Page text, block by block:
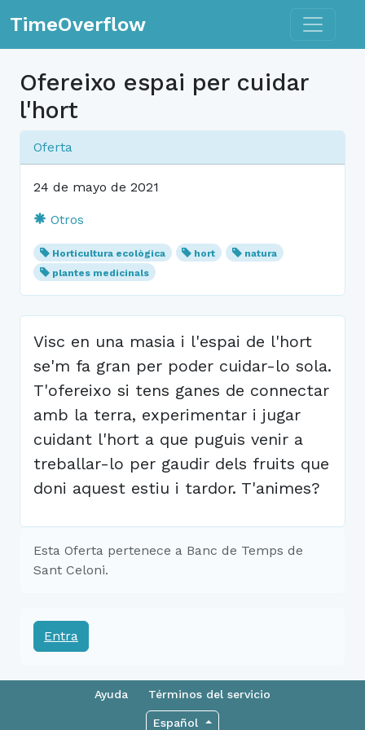
TimeOverflow Toggle
Ofereixo espai per cuidar
l'hort
Oferta
24 de mayo de 2021
Otros
Horticultura ecològica hort
natura
plantes medicinals
Visc en una masia i l'espai de l'hort
se'm fa gran per poder cuidar-lo sola.
T'ofereixo si tens ganes de connectar
amb la terra, experimentar i jugar
cuidant l'hort a que puguis venir a
treballar-lo per gaudir dels fruits que
doni aquest estiu i tardor. T'animes?
Esta Oferta pertenece a Banc de Temps de
Sant Celoni.
Entra
Ayuda Términos del servicio
Español